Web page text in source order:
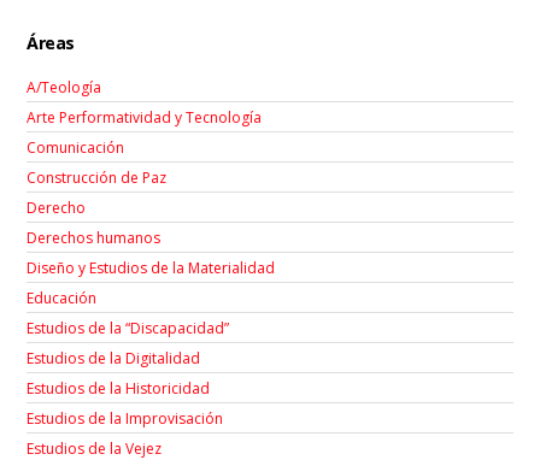
Áreas
A/Teología
Arte Performatividad y Tecnología
Comunicación
Construcción de Paz
Derecho
Derechos humanos
Diseño y Estudios de la Materialidad
Educación
Estudios de la “Discapacidad”
Estudios de la Digitalidad
Estudios de la Historicidad
Estudios de la Improvisación
Estudios de la Vejez